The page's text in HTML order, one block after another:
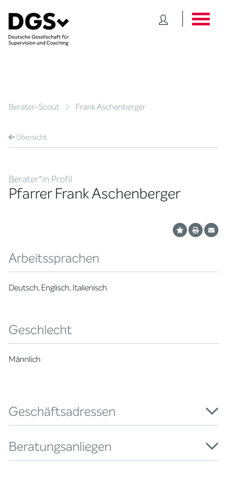
Berater-Scout Frank Aschenberger
Übersicht
Berater*in Profil
Pfarrer Frank Aschenberger
Arbeitssprachen
Deutsch, Englisch, Italienisch
Geschlecht
Männlich
Geschäftsadressen
Beratungsanliegen